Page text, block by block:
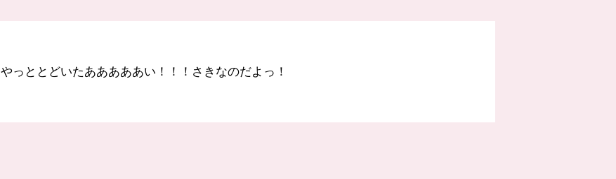
やっととどいたあああああい！！！さきなのだよっ！